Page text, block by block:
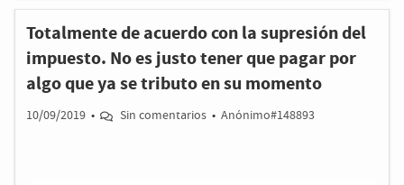
Totalmente de acuerdo con la supresión del
impuesto. No es justo tener que pagar por
algo que ya se tributo en su momento
10/09/2019 • Sin comentarios • Anónimo#148893